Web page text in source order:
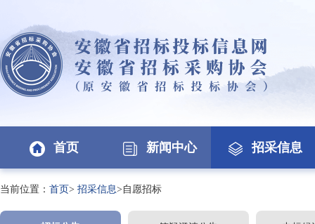
首页 新闻中心 招采信息
当前位置： 首页> 招采信息>自愿招标